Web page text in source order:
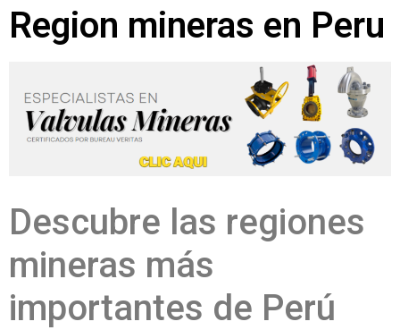
Region mineras en Peru
Descubre las regiones
mineras más
importantes de Perú